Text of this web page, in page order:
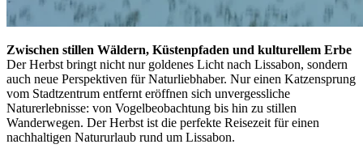
Zwischen stillen Wäldern, Küstenpfaden und kulturellem Erbe
Der Herbst bringt nicht nur goldenes Licht nach Lissabon, sondern
auch neue Perspektiven für Naturliebhaber. Nur einen Katzensprung
vom Stadtzentrum entfernt eröffnen sich unvergessliche
Naturerlebnisse: von Vogelbeobachtung bis hin zu stillen
Wanderwegen. Der Herbst ist die perfekte Reisezeit für einen
nachhaltigen Natururlaub rund um Lissabon.